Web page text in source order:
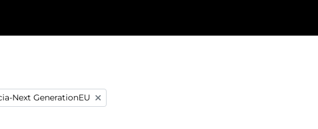
Next GenerationEU